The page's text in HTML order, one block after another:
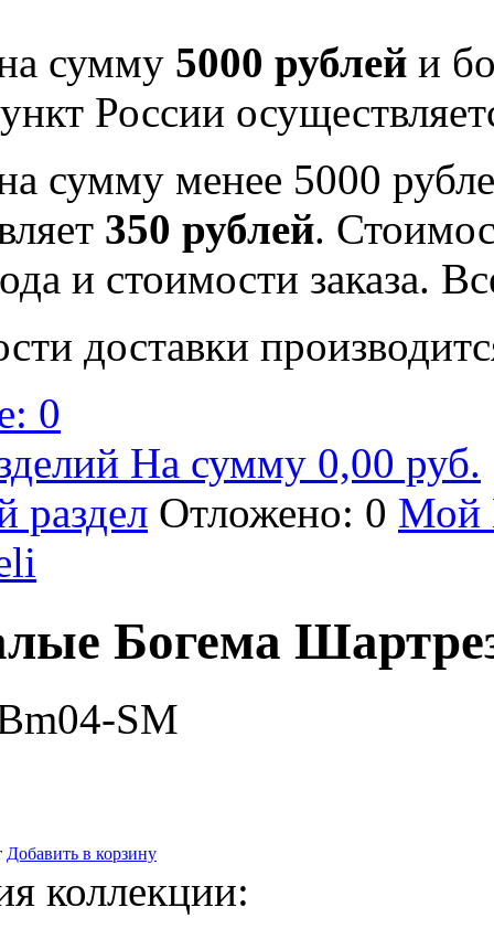
сумму 5000 рублей и
России
сумму менее 5000
350 рублей.
и стоимости заказа.
доставки
0
На сумму 0,00 руб.
раздел Отложено: 0 Мой
Богема
SM
Добавить в корзину
коллекции: